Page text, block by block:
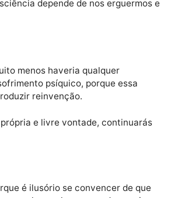
pelos implacáveis mecanismos do
Consciência depende de nos
sofrimento psíquico, porque